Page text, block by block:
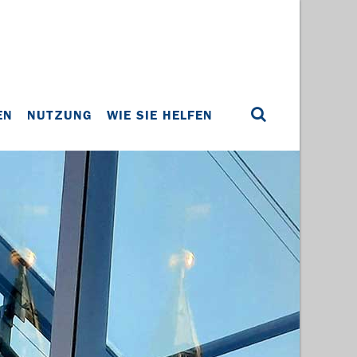
NUTZUNG WIE SIE HELFEN